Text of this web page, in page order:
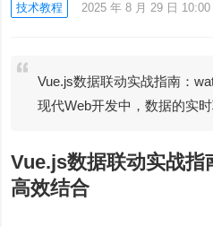
技术教程 2025 年 8 月 29 日 10:00
Vue.js数据联动实战指南：
现代Web开发中，数据的实
Vue.js数据联动实战
高效结合